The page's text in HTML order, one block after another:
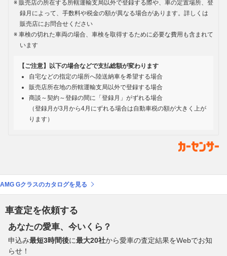
販売店の所在する所轄運輸支局以外で登録する際や、車の定置場所、登
録月によって、手数料や税金の額が異なる場合があります。詳しくは
販売店にお問合せください
車検の切れた車両の場合、車検を取得するために必要な費用も含まれて
います
【ご注意】以下の場合などで支払総額が変わります
自宅などの指定の場所へ陸送納車を希望する場合
販売店所在地の所轄運輸支局以外で登録する場合
商談～契約～登録の間に「登録月」がずれる場合
（登録月が3月から4月にずれる場合は自動車税の額が大きく上が
ります）
AMG Gクラスのカタログを見る
車査定を依頼する
あなたの愛車、今いくら？
申込み最短3時間後に最大20社から愛車の査定結果をWebでお知
らせ！